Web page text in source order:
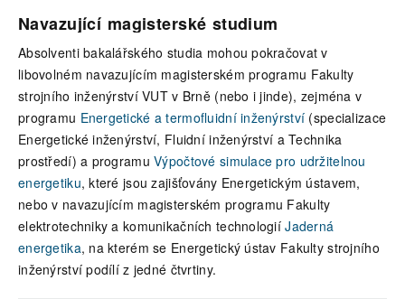
Navazující magisterské studium
Absolventi bakalářského studia mohou pokračovat v
libovolném navazujícím magisterském programu Fakulty
strojního inženýrství VUT v Brně (nebo i jinde), zejména v
programu Energetické a termofluidní inženýrství (specializace
Energetické inženýrství, Fluidní inženýrství a Technika
prostředí) a programuVýpočtové simulace pro udržitelnou
energetiku, které jsou zajišťovány Energetickým ústavem,
nebo v navazujícím magisterském programu Fakulty
elektrotechniky a komunikačních technologiíJaderná
energetika, na kterém se Energetický ústav Fakulty strojního
inženýrství podílí z jedné čtvrtiny.